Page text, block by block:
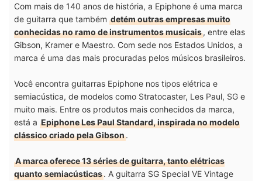
Com mais de 140 anos de história, a Epiphone é uma marca
de guitarra que também detém outras empresas muito
conhecidas no ramo de instrumentos musicais, entre elas
Gibson, Kramer e Maestro. Com sede nos Estados Unidos, a
marca é uma das mais procuradas pelos músicos brasileiros.
Você encontra guitarras Epiphone nos tipos elétrica e
semiacústica, de modelos como Stratocaster, Les Paul, SG e
muito mais. Entre os produtos mais conhecidos da marca,
está a Epiphone Les Paul Standard, inspirada no modelo
clássico criado pela Gibson.
A marca oferece 13 séries de guitarra, tanto elétricas
quanto semiacústicas. A guitarra SG Special VE Vintage